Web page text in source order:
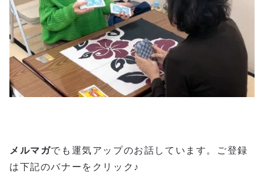
メルマガでも運気アップのお話しています。ご登録
は下記のバナーをクリック♪